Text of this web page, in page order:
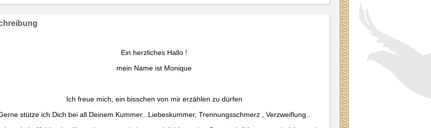
Ein herzliches Hallo !
mein Name ist Monique
Ich freue mich, ein bisschen von mir erzählen zu dürfen
stütze ich Dich bei all Deinem Kummer...Liebeskummer, Trennungsschmerz , Verzweiflung..